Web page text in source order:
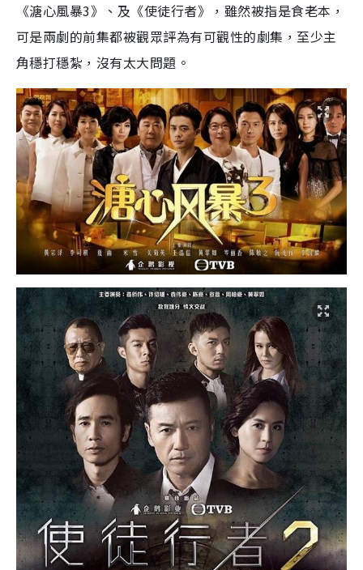
《溏心風暴3》、及《使徒行者》，雖然被指是食老本，
可是兩劇的前集都被觀眾評為有可觀性的劇集，至少主
角穩打穩紮，沒有太大問題。